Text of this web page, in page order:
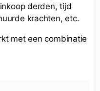
derden, tijd
krachten, etc.
met een combinatie